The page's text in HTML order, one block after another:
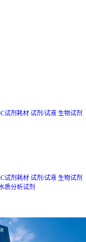
试剂耗材 试剂/试液 生物试剂
试剂耗材 试剂/试液 生物试剂
质分析试剂